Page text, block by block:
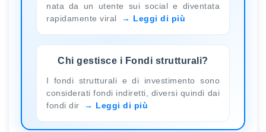
nata da un utente sui social e diventata
rapidamente viral
Leggi di più
Chi gestisce i Fondi strutturali?
I fondi strutturali e di investimento sono
considerati fondi indiretti, diversi quindi dai
fondi dir
Leggi di più